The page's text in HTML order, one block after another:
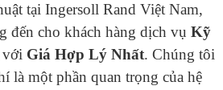
tại Ingersoll Rand Việt Nam,
đến cho khách hàng dịch vụ Kỹ
với Giá Hợp Lý Nhất. Chúng tôi
là một phần quan trọng của hệ